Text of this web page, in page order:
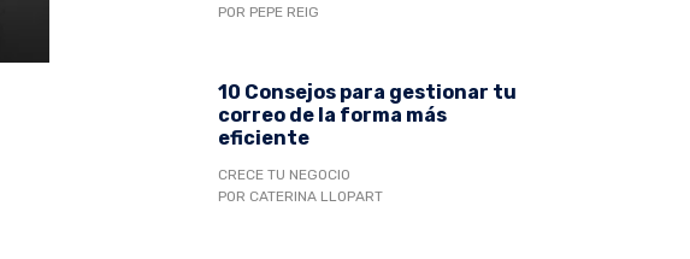
POR PEPE REIG
10 Consejos para gestionar tu
correo de la forma más
eficiente
CRECE TU NEGOCIO
POR CATERINA LLOPART